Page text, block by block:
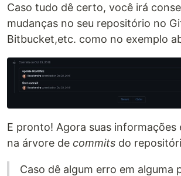
Caso tudo dê certo, você irá
mudanças no seu repositório no
Bitbucket,etc. como no exemplo
E pronto! Agora suas informações
na árvore de commits do
Caso dê algum erro em alguma